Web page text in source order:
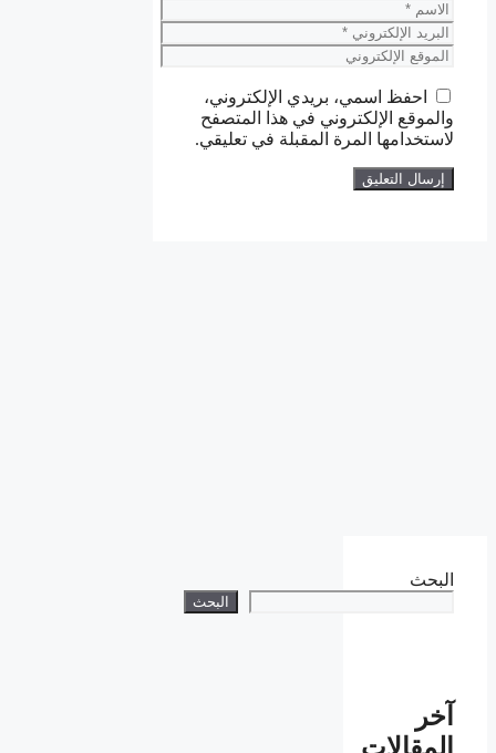
الاسم
البريد
الإلكتروني
الموقع
احفظ اسمي، بريدي الإلكتروني،
والموقع الإلكتروني في هذا المتصفح
لاستخدامها المرة المقبلة في تعليقي.
البحث
البحث
آخر